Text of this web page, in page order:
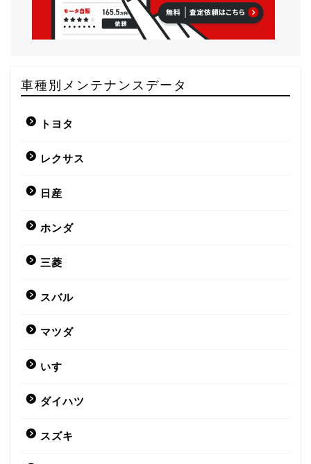
車種別メンテナンスデータ
トヨタ
レクサス
日産
ホンダ
三菱
スバル
マツダ
いすゞ
ダイハツ
スズキ